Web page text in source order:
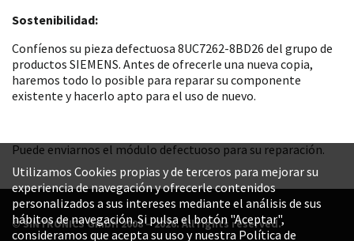
Sostenibilidad:
Confíenos su pieza defectuosa 8UC7262-8BD26 del grupo de
productos SIEMENS. Antes de ofrecerle una nueva copia,
haremos todo lo posible para reparar su componente
existente y hacerlo apto para el uso de nuevo.
Puede enviarnos el módulo defectuoso para su reparación.
© SINTRONICS GmbH 2008 – 2026. All rights reserved.
Utilizamos Cookies propias y de terceros para mejorar su
experiencia de navegación y ofrecerle contenidos
personalizados a sus intereses mediante el análisis de sus
hábitos de navegación. Si pulsa el botón "Aceptar",
consideramos que acepta su uso y nuestra Política de